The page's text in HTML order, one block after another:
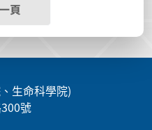
頁
生命科學院)
號